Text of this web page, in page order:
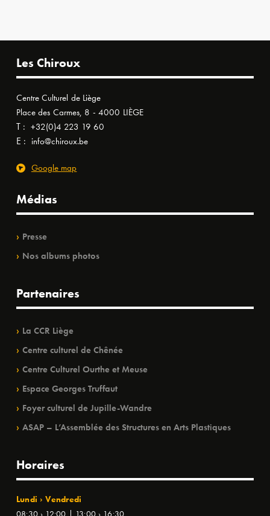
Les Chiroux
Centre Culturel de Liège
Place des Carmes, 8 - 4000 LIÈGE
T : +32(0)4 223 19 60
E : info@chiroux.be
Google map
Médias
Presse
Nos albums photos
Partenaires
La CCR Liège
Centre culturel de Chênée
Centre Culturel Ourthe et Meuse
Espace Georges Truffaut
Foyer culturel de Jupille-Wandre
ASAP – L’Assemblée des Structures en Arts Plastiques
Horaires
Lundi › Vendredi
08:30 › 12:00 | 13:00 › 16:30